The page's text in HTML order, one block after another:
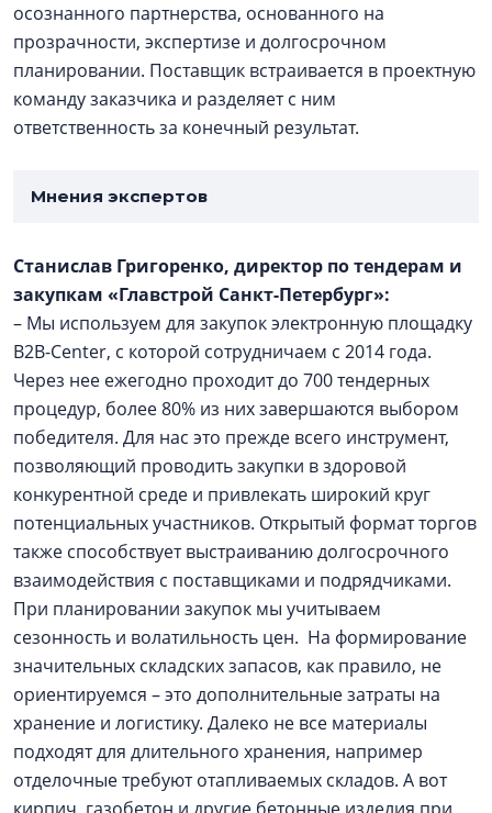
осознанного партнерства, основанного на
прозрачности, экспертизе и долгосрочном
планировании. Поставщик встраивается в проектную
команду заказчика и разделяет с ним
ответственность за конечный результат.
Мнения экспертов
Станислав Григоренко, директор по тендерам и
закупкам «Главстрой Санкт-Петербург»:
– Мы используем для закупок электронную площадку
B2B-Center, с которой сотрудничаем с 2014 года.
Через нее ежегодно проходит до 700 тендерных
процедур, более 80% из них завершаются выбором
победителя. Для нас это прежде всего инструмент,
позволяющий проводить закупки в здоровой
конкурентной среде и привлекать широкий круг
потенциальных участников. Открытый формат торгов
также способствует выстраиванию долгосрочного
взаимодействия с поставщиками и подрядчиками.
При планировании закупок мы учитываем
сезонность и волатильность цен. На формирование
значительных складских запасов, как правило, не
ориентируемся – это дополнительные затраты на
хранение и логистику. Далеко не все материалы
подходят для длительного хранения, например
отделочные требуют отапливаемых складов. А вот